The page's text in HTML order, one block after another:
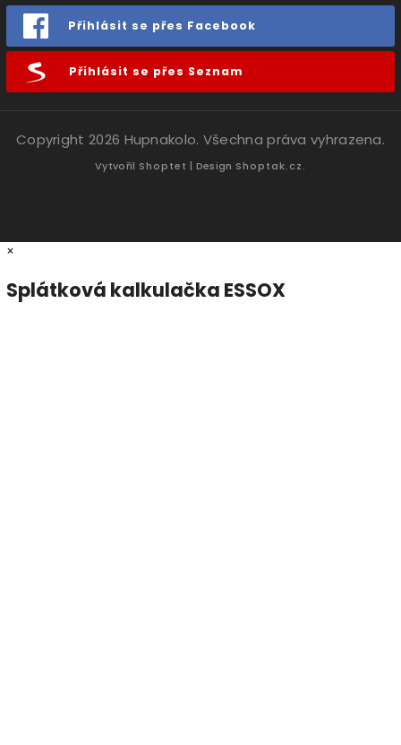
Přihlásit se přes Facebook
Přihlásit se přes Seznam
Copyright 2026 Hupnakolo. Všechna práva vyhrazena.
Vytvořil Shoptet | Design Shoptak.cz.
×
Splátková kalkulačka ESSOX